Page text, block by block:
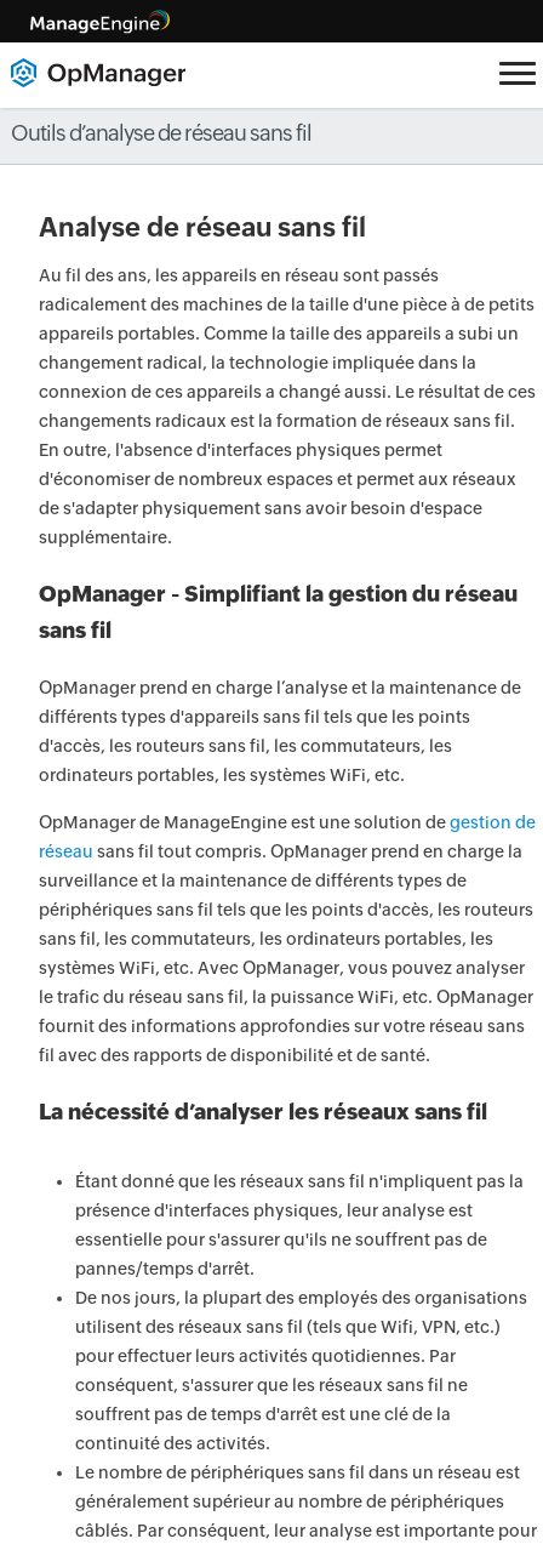
Outils d’analyse de réseau sans fil
Analyse de réseau sans fil
Au fil des ans, les appareils en réseau sont passés
radicalement des machines de la taille d'une pièce à de petits
appareils portables. Comme la taille des appareils a subi un
changement radical, la technologie impliquée dans la
connexion de ces appareils a changé aussi. Le résultat de ces
changements radicaux est la formation de réseaux sans fil.
En outre, l'absence d'interfaces physiques permet
d'économiser de nombreux espaces et permet aux réseaux
de s'adapter physiquement sans avoir besoin d'espace
supplémentaire.
OpManager - Simplifiant la gestion du réseau
sans fil
OpManager prend en charge l’analyse et la maintenance de
différents types d'appareils sans fil tels que les points
d'accès, les routeurs sans fil, les commutateurs, les
ordinateurs portables, les systèmes WiFi, etc.
OpManager de ManageEngine est une solution degestion de
réseau sans fil tout compris. OpManager prend en charge la
surveillance et la maintenance de différents types de
périphériques sans fil tels que les points d'accès, les routeurs
sans fil, les commutateurs, les ordinateurs portables, les
systèmes WiFi, etc. Avec OpManager, vous pouvez analyser
le trafic du réseau sans fil, la puissance WiFi, etc. OpManager
fournit des informations approfondies sur votre réseau sans
fil avec des rapports de disponibilité et de santé.
La nécessité d’analyser les réseaux sans fil
Étant donné que les réseaux sans fil n'impliquent pas la
présence d'interfaces physiques, leur analyse est
essentielle pour s'assurer qu'ils ne souffrent pas de
pannes/temps d'arrêt.
De nos jours, la plupart des employés des organisations
utilisent des réseaux sans fil (tels que Wifi, VPN, etc.)
pour effectuer leurs activités quotidiennes. Par
conséquent, s'assurer que les réseaux sans fil ne
souffrent pas de temps d'arrêt est une clé de la
continuité des activités.
Le nombre de périphériques sans fil dans un réseau est
généralement supérieur au nombre de périphériques
câblés. Par conséquent, leur analyse est importante pour